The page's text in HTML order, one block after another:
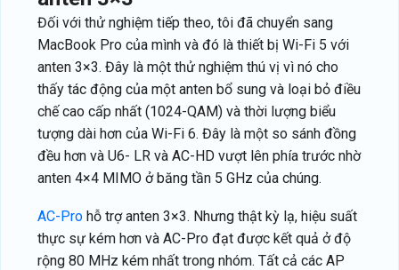
Đối với thử nghiệm tiếp theo, tôi đã chuyển sang
MacBook Pro của mình và đó là thiết bị Wi-Fi 5 với
anten 3×3. Đây là một thử nghiệm thú vị vì nó cho
thấy tác động của một anten bổ sung và loại bỏ điều
chế cao cấp nhất (1024-QAM) và thời lượng biểu
tượng dài hơn của Wi-Fi 6. Đây là một so sánh đồng
đều hơn và U6- LR và AC-HD vượt lên phía trước nhờ
anten 4×4 MIMO ở băng tần 5 GHz của chúng.
AC-Pro hỗ trợ anten 3×3. Nhưng thật kỳ lạ, hiệu suất
thực sự kém hơn và AC-Pro đạt được kết quả ở độ
rộng 80 MHz kém nhất trong nhóm. Tất cả các AP